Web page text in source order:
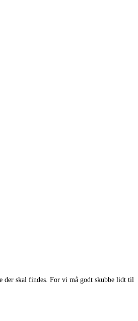
der skal findes. For vi må godt skubbe lidt til